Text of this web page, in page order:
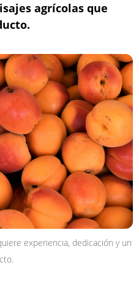
agrícolas que
experiencia, dedicación y un